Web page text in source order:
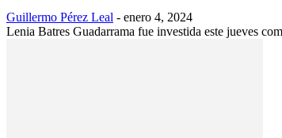
Guillermo Pérez Leal - enero 4, 2024
Lenia Batres Guadarrama fue investida este jueves